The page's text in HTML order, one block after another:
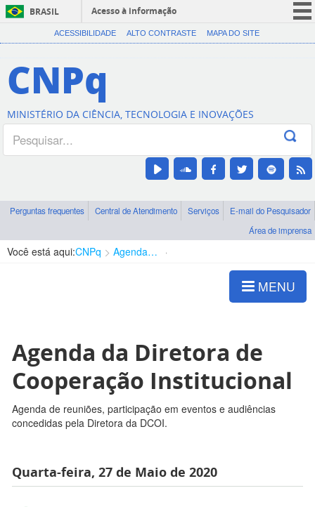
BRASIL
Acesso à informação
CORONAVÍRUS (COVID-19)
Canais
ACESSIBILIDADE ALTO CONTRASTE MAPA DO SITE
CNPq
MINISTÉRIO DA CIÊNCIA, TECNOLOGIA E INOVAÇÕES
Perguntas frequentes Central de Atendimento Serviços
E-mail do Pesquisador
Área de imprensa
Você está aqui:CNPq Agenda de autoridades
MENU
Agenda da Diretora de
Cooperação Institucional
Agenda de reuniões, participação em eventos e audiências
concedidas pela Diretora da DCOI.
Quarta-feira, 27 de Maio de 2020